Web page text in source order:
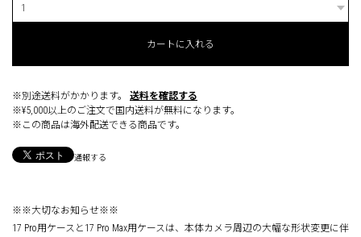
カートに入れる
※別途送料がかかります。
送料を確認する
※¥5,000以上のご注文で国内送料が無料になります。
※この商品は海外配送できる商品です。
通報する
※※大切なお知らせ※※
17 Pro用ケースと17 Pro Max用ケースは、本体カメラ周辺の大幅な形状変更に伴